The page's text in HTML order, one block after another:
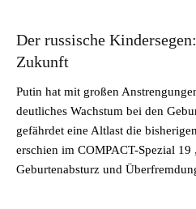
Der russische
Zukunft
Putin hat mit großen
deutliches Wachstum bei den
gefährdet eine Altlast die
erschien im COMPACT-Spezial 19
Geburtenabsturz und